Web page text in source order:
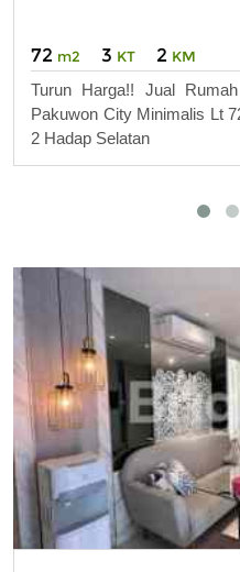
72 m2 3 KT 2 KM
Turun Harga!! Jual
Pakuwon City Minimalis Lt
2 Hadap Selatan